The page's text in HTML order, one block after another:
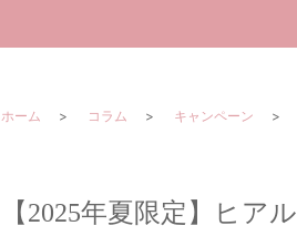
ホーム コラム キャンペーン
【2025年夏限定】ヒ